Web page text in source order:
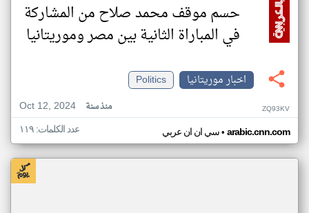
حسم موقف محمد صلاح من المشاركة
في المباراة الثانية بين مصر وموريتانيا
اخبار موريتانيا
Politics
Oct 12, 2024
منذ سنة ZQ93KV
سي ان ان عربي• arabic.cnn.com عدد الكلمات: ١١٩